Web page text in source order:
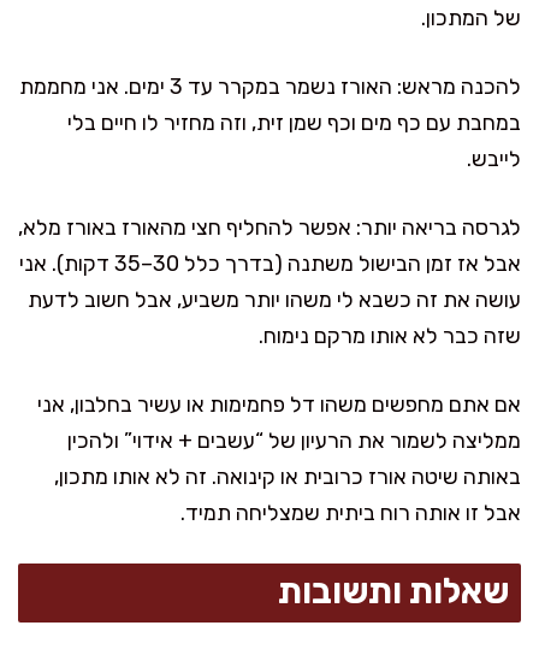
של המתכון.
להכנה מראש: האורז נשמר במקרר עד 3 ימים. אני מחממת
במחבת עם כף מים וכף שמן זית, וזה מחזיר לו חיים בלי
לייבש.
לגרסה בריאה יותר: אפשר להחליף חצי מהאורז באורז מלא,
אבל אז זמן הבישול משתנה (בדרך כלל 30–35 דקות). אני
עושה את זה כשבא לי משהו יותר משביע, אבל חשוב לדעת
שזה כבר לא אותו מרקם נימוח.
אם אתם מחפשים משהו דל פחמימות או עשיר בחלבון, אני
ממליצה לשמור את הרעיון של “עשבים + אידוי” ולהכין
באותה שיטה אורז כרובית או קינואה. זה לא אותו מתכון,
אבל זו אותה רוח ביתית שמצליחה תמיד.
שאלות ותשובות